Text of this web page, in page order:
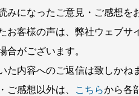
みになったご意見・ご感想を
お客様の声は、弊社ウェブサ
合がございます。
た内容へのご返信は致しかね
ご感想以外は、
こちらから各